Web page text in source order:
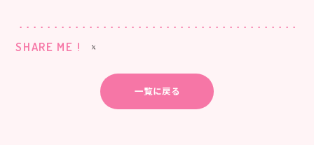
SHARE ME !
一覧に戻る